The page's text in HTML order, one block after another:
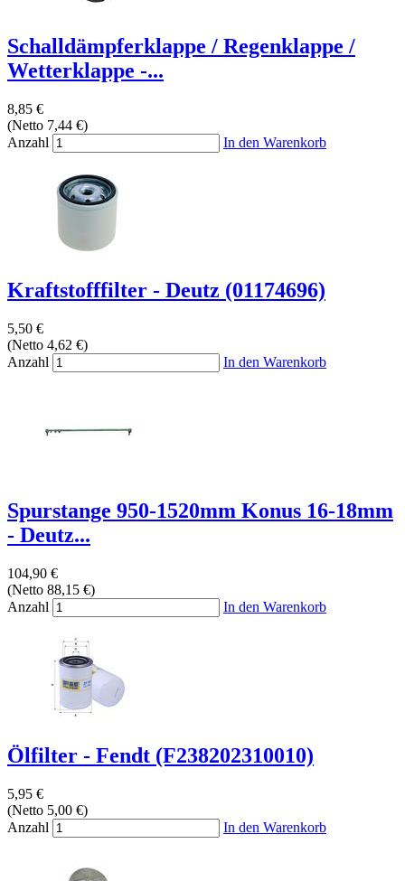
Schalldämpferklappe / Regenklappe /
Wetterklappe -...
8,85 €
(Netto 7,44 €)
Anzahl
In den Warenkorb
Kraftstofffilter - Deutz (01174696)
5,50 €
(Netto 4,62 €)
Anzahl
In den Warenkorb
Spurstange 950-1520mm Konus 16-18mm
- Deutz...
104,90 €
(Netto 88,15 €)
Anzahl
In den Warenkorb
Ölfilter - Fendt (F238202310010)
5,95 €
(Netto 5,00 €)
Anzahl
In den Warenkorb